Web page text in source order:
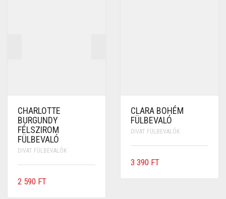
CHARLOTTE
BURGUNDY
FÉLSZIROM
FÜLBEVALÓ
DIVAT FÜLBEVALÓK
2 590 FT
CLARA BOHÉM
FÜLBEVALÓ
DIVAT FÜLBEVALÓK
3 390 FT